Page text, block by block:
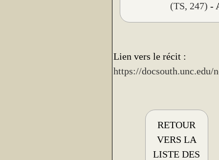
(TS, 247) -
Lien vers le récit :
https://docsouth.unc.edu/
RETOUR
VERS LA
LISTE DES